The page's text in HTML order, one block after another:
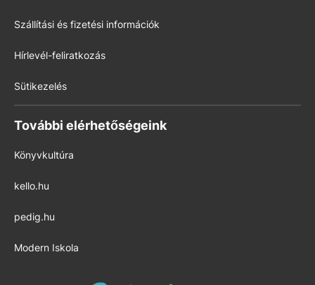
Szállítási és fizetési információk
Hírlevél-feliratkozás
Sütikezelés
További elérhetőségeink
Könyvkultúra
kello.hu
pedig.hu
Modern Iskola